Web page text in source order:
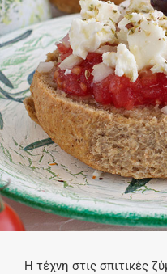
Η τέχνη στις σπιτικές